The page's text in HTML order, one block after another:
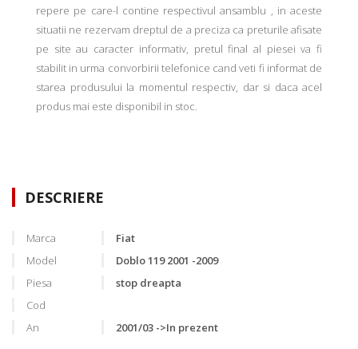
repere pe care-l contine respectivul ansamblu , in aceste
situatii ne rezervam dreptul de a preciza ca preturile afisate
pe site au caracter informativ, pretul final al piesei va fi
stabilit in urma convorbirii telefonice cand veti fi informat de
starea produsului la momentul respectiv, dar si daca acel
produs mai este disponibil in stoc.
DESCRIERE
Marca
Fiat
Model
Doblo 119 2001 -2009
Piesa
stop dreapta
Cod
An
2001/03 ->In prezent